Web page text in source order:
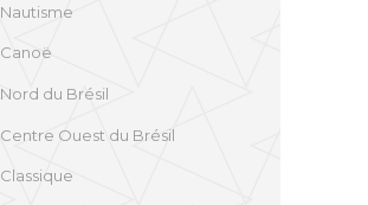
Nautisme
Canoë
Nord du Brésil
Centre Ouest du Brésil
Classique